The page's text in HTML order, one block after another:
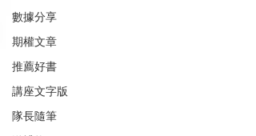
數據分享
期權文章
推薦好書
講座文字版
隊長隨筆